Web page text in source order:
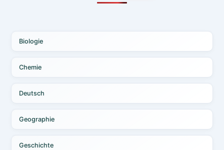
Biologie
Chemie
Deutsch
Geographie
Geschichte